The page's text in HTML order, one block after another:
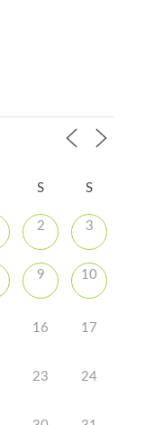
S S
2 3
9 10
16 17
23 24